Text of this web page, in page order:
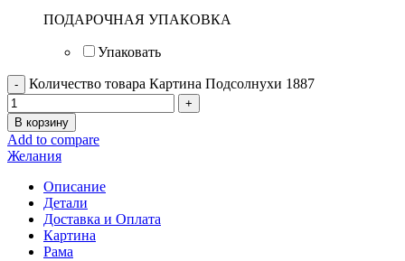
ПОДАРОЧНАЯ УПАКОВКА
Упаковать
Количество товара Картина Подсолнухи 1887
В корзину
Add to compare
Желания
Описание
Детали
Доставка и Оплата
Картина
Рама